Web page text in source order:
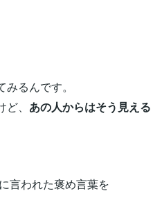
るんです。
、 あの人からはそう見える
言われた褒め言葉を